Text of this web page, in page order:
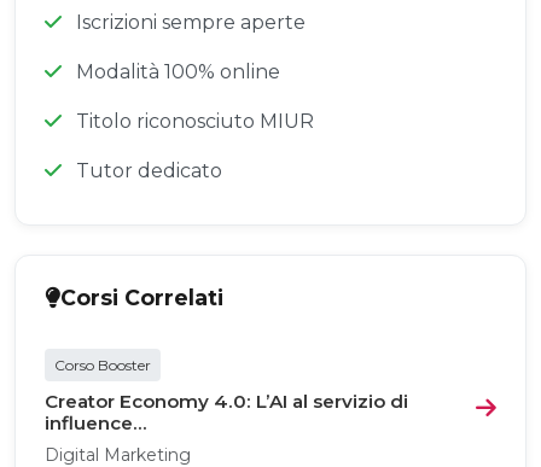
Iscrizioni sempre aperte
Modalità 100% online
Titolo riconosciuto MIUR
Tutor dedicato
Corsi Correlati
Corso Booster
Creator Economy 4.0: L’AI al servizio di
influence...
Digital Marketing